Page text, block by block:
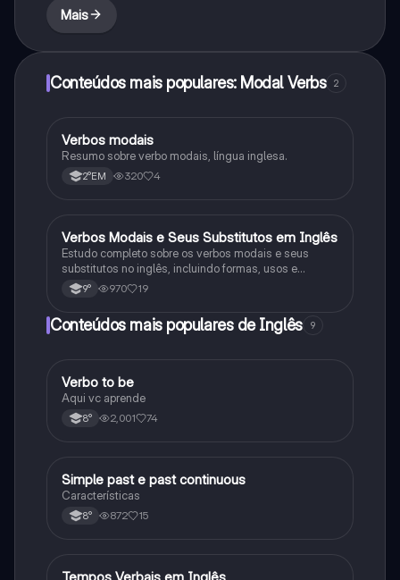
Mais
Conteúdos mais populares: Modal Verbs 2
Inglês
Verbos modais
Resumo sobre verbo modais, língua inglesa.
2°EM 320 4
Inglês
Verbos Modais e Seus Substitutos em Inglês
Estudo completo sobre os verbos modais e seus
substitutos no inglês, incluindo formas, usos e
funções específicas.
9° 970 19
Conteúdos mais populares de Inglês 9
Inglês
Verbo to be
Aqui vc aprende
8° 2,001 74
Inglês
Simple past e past continuous
Características
8° 872 15
Inglês